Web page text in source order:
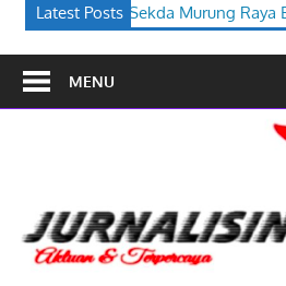
Latest Posts
Raya Buka Sosialisasi Perbup
MENU